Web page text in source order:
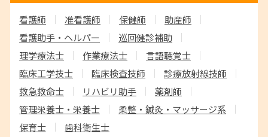
看護師 准看護師 保健師
助産師
看護助手・ヘルパー
巡回健診補助
理学療法士
作業療法士
言語聴覚士
臨床工学技士
臨床検査技師
診療放射線技師
救急救命士
リハビリ助手
薬剤師
管理栄養士・栄養士
柔整・鍼灸・マッサージ系
保育士
歯科衛生士